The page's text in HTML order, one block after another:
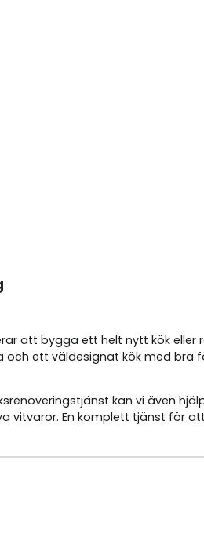
att bygga ett helt nytt kök eller
och ett väldesignat kök med
kan vi även
vitvaror. En komplett tjänst för